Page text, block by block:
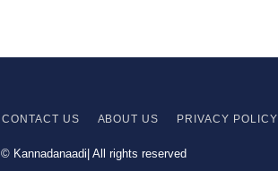
CONTACT US ABOUT US PRIVACY POLICY
© Kannadanaadi| All rights reserved